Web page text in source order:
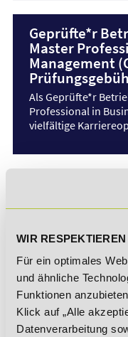
WIR
Für ein optimales
und ähnliche
Funktionen
Klick auf „Alle
Datenverarbeitung
Geprüfte*r
Master
Management
Als Geprüfte*r
Professional in
vielfältige
Geprüfte*r
Mit dem*der
auf Bachelorniveau
Geprüfte*r